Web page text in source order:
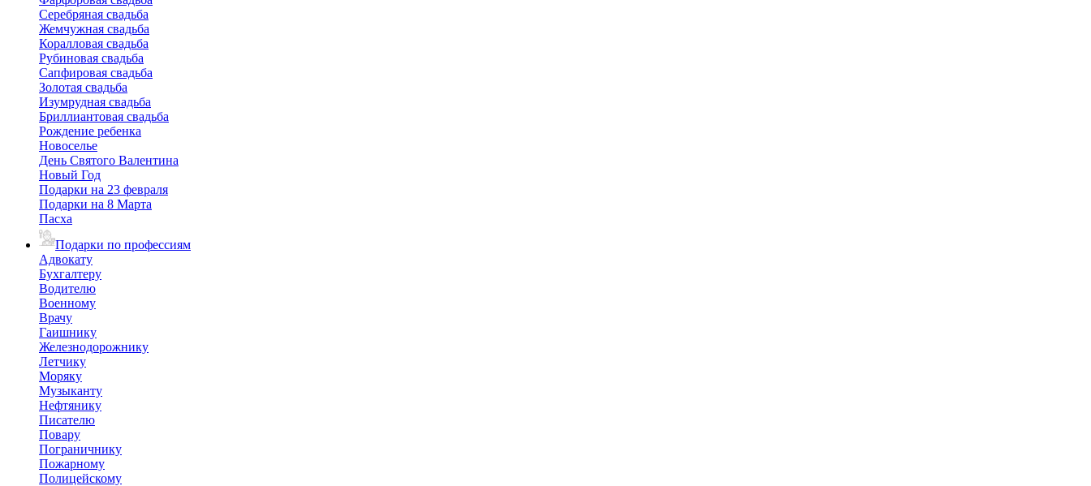
Серебряная свадьба
Жемчужная свадьба
Коралловая свадьба
Рубиновая свадьба
Сапфировая свадьба
Золотая свадьба
Изумрудная свадьба
Бриллиантовая свадьба
Рождение ребенка
Новоселье
День Святого Валентина
Новый Год
Подарки на 23 февраля
Подарки на 8 Марта
Пасха
Подарки по профессиям
Адвокату
Бухгалтеру
Водителю
Военному
Врачу
Гаишнику
Железнодорожнику
Летчику
Моряку
Музыканту
Нефтянику
Писателю
Повару
Пограничнику
Пожарному
Полицейскому